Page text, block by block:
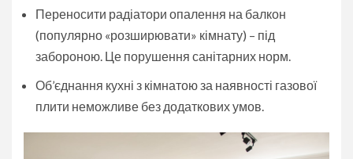
Переносити радіатори опалення на балкон
(популярно «розширювати» кімнату) – під
забороною. Це порушення санітарних норм.
Об’єднання кухні з кімнатою за наявності газової
плити неможливе без додаткових умов.